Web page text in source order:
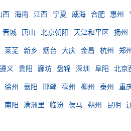
西 海南 江西 宁夏 威海 合肥 惠州
晋城 唐山 北京朝阳 天津和平区 扬州
莱芜 新乡 烟台 大庆 金昌 杭州 郑州
遵义 贵阳 廊坊 盘锦 深圳 阜阳 北京
徐州 襄阳 邯郸 亳州 柳州 泰州 重
南阳 满洲里 临汾 侯马 朔州 昆明